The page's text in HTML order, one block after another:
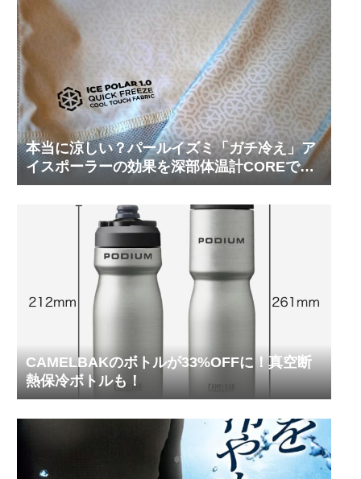
本当に涼しい？パールイズミ「ガチ冷え」ア
イスポーラーの効果を深部体温計COREで測
ってみた
CAMELBAKのボトルが33%OFFに！真空断
熱保冷ボトルも！